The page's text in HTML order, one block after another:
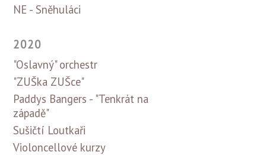
NE - Sněhuláci
2020
"Oslavný" orchestr
"ZUŠka ZUŠce"
Paddys Bangers - "Tenkrát na
západě"
Sušičtí Loutkaři
Violoncellové kurzy